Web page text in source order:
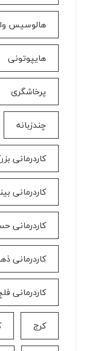
هالوسیس
هایپوتونی
پرخاشگری
چندزبانه
کاردرمانی
کاردرمانی
کاردرمانی
کاردرمانی
کاردرمانی
کرج